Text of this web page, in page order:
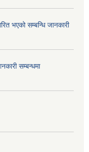
भएको सम्बन्धि जानकारी
सम्बन्धमा